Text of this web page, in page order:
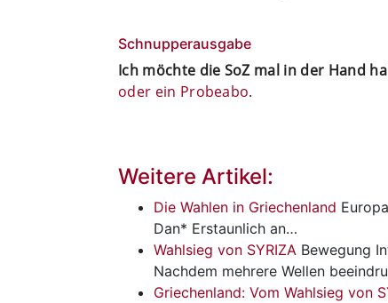
Schnupperausgabe
Ich möchte die SoZ mal in der Hand
oder ein Probeabo.
Weitere Artikel:
Die Wahlen in Griechenland Europa
Dan* Erstaunlich an…
Wahlsieg von SYRIZA Bewegung
Nachdem mehrere Wellen
Griechenland: Vom Wahlsieg von